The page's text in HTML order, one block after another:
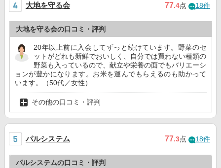
大地を守る会 77.4点 18件
大地を守る会の口コミ・評判
20年以上前に入会してずっと続けています。野菜のセ
ットがどれも新鮮でおいしく、自分では買わない種類の
野菜も入っているので、献立や栄養の面でもバリエーシ
ョンが豊かになります。お米を運んでもらえるのも助かって
います。（50代／女性）
その他の口コミ・評判
パルシステム 77.3点 18件
パルシステムの口コミ・評判